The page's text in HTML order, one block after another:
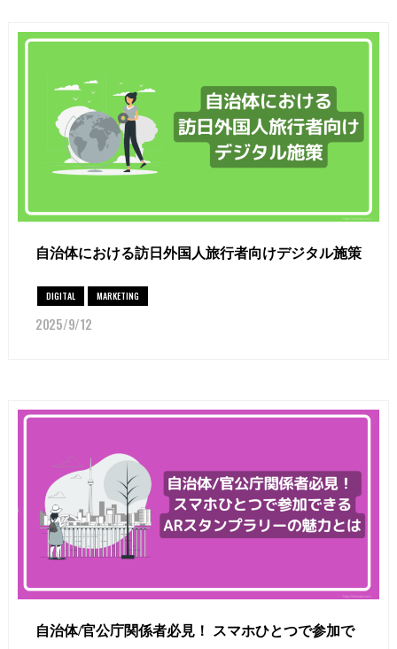
自治体における訪日外国人旅行者向けデジタル施策
DIGITAL MARKETING
2025/9/12
自治体/官公庁関係者必見！ スマホひとつで参加で